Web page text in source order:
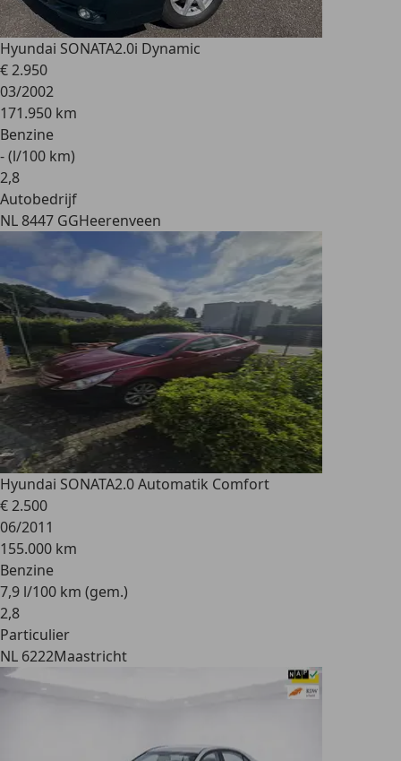
Hyundai SONATA2.0i Dynamic
€ 2.950
03/2002
171.950 km
Benzine
- (l/100 km)
2,8
Autobedrijf
NL 8447 GGHeerenveen
Hyundai SONATA2.0 Automatik Comfort
€ 2.500
06/2011
155.000 km
Benzine
7,9 l/100 km (gem.)
2,8
Particulier
NL 6222Maastricht